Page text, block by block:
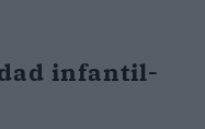
infantil-